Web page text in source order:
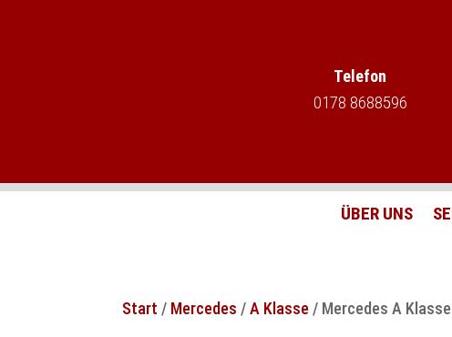
Telefon
0178 8688596
ÜBER UNS
Start / Mercedes /A Klasse / Mercedes A